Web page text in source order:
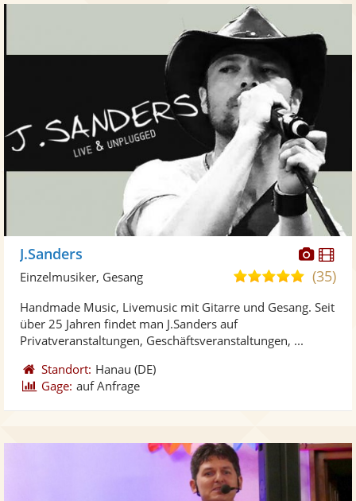
Fotos
J.Sanders
4,9
5
(35)
Einzelmusiker, Gesang
Handmade Music, Livemusic mit Gitarre und Gesang. Seit
über 25 Jahren findet man J.Sanders auf
Privatveranstaltungen, Geschäftsveranstaltungen, ...
Standort: Hanau (DE)
Gage: auf Anfrage